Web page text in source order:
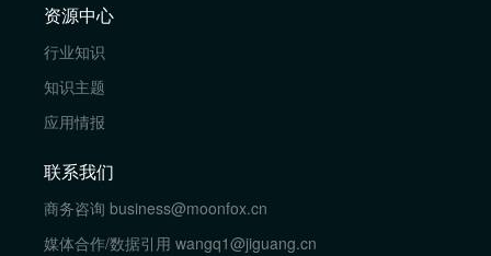
资源中心
行业知识
知识主题
应用情报
联系我们
商务咨询 business@moonfox.cn
媒体合作/数据引用 wangq1@jiguang.cn